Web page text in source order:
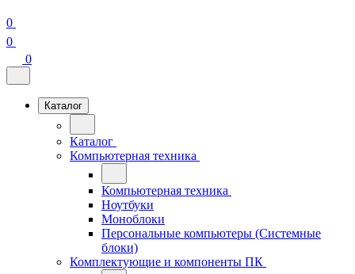
0
0
0
Каталог
Каталог
Компьютерная техника
Компьютерная техника
Ноутбуки
Моноблоки
Персональные компьютеры (Системные
блоки)
Комплектующие и компоненты ПК